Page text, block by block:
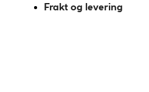
Frakt og levering